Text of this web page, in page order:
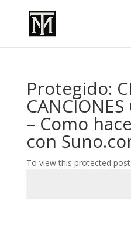
Protegido:
– Como
con
To view this protected